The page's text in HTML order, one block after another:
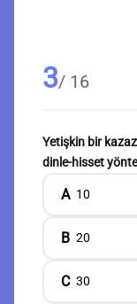
3/ 16
Yetişkin bir
dinle-hisset
A 10
B 20
C 30